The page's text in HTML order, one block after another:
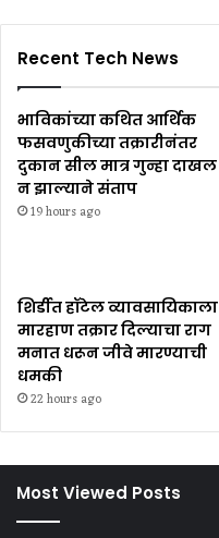
Recent Tech News
भाविकांच्या कथित आर्थिक
फसवणुकीच्या तक्रारीनंतर
दुकान सील मात्र गुन्हा दाखल
न झाल्याने संताप
19 hours ago
शिर्डीत हॉटेल व्यावसायिकाला
मारहाण तक्रार दिल्याचा राग
मनात धरून जीवे मारण्याची
धमकी
22 hours ago
Most Viewed Posts